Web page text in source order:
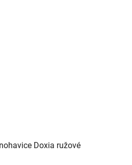
Doxia ružové